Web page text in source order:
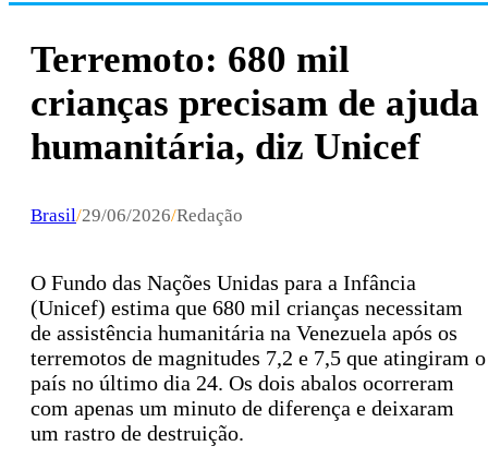
Terremoto: 680 mil
crianças precisam de ajuda
humanitária, diz Unicef
Brasil/29/06/2026/Redação
O Fundo das Nações Unidas para a Infância
(Unicef) estima que 680 mil crianças necessitam
de assistência humanitária na Venezuela após os
terremotos de magnitudes 7,2 e 7,5 que atingiram o
país no último dia 24. Os dois abalos ocorreram
com apenas um minuto de diferença e deixaram
um rastro de destruição.